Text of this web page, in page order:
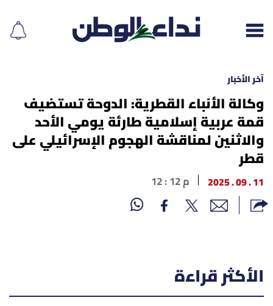
إقرأ الجريدة
لبنان
الغلاف
نداء اليوم
أسرار
آخر الأخبار
وكالة الأنباء القطرية: الدوحة تستضيف
قمة عربية إسلامية طارئة يومي الأحد
والاثنين لمناقشة الهجوم الإسرائيلي على
قطر
11 . 09 . 2025 12 : 12 م
الأكثر قراءة